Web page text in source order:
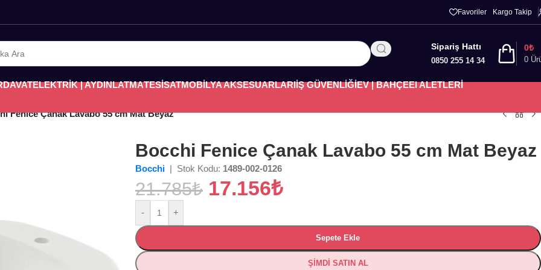
Favoriler Kargo Takip
Sipariş Hattı
0850 255 14 34 0
0₺
ELEKTRİK | AYDINLATMATESİSATMOBİLYA AKSESUARLARIİŞ GÜVENLİĞİEV | BAHÇEEl ALETLERİ
Fenice Çanak Lavabo 55 cm Mat Beyaz
Bocchi Fenice Çanak Lavabo 55 cm Mat Beyaz
Bocchi | Stok Kodu: 1489-002-0126
21.785₺ 17.156₺
- +
Sepete Ekle
ŞİMDİ SATIN AL